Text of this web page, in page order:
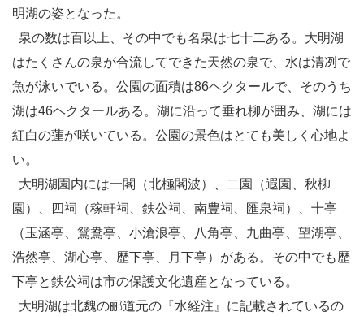
明湖の姿となった。
泉の数は百以上、その中でも名泉は七十二ある。大明湖
はたくさんの泉が合流してできた天然の泉で、水は清冽で
魚が泳いでいる。公園の面積は86ヘクタールで、そのうち
湖は46ヘクタールある。湖に沿って垂れ柳が囲み、湖には
紅白の蓮が咲いている。公園の景色はとても美しく心地よ
い。
大明湖園内には一閣（北極閣波）、二園（遐園、秋柳
園）、四祠（稼軒祠、鉄公祠、南豊祠、匯泉祠）、十亭
（玉涵亭、鴛鴦亭、小滄浪亭、八角亭、九曲亭、望湖亭、
浩然亭、湖心亭、歴下亭、月下亭）がある。その中でも歴
下亭と鉄公祠は市の保護文化遺産となっている。
大明湖は北魏の郦道元の『水経注』に記載されているの